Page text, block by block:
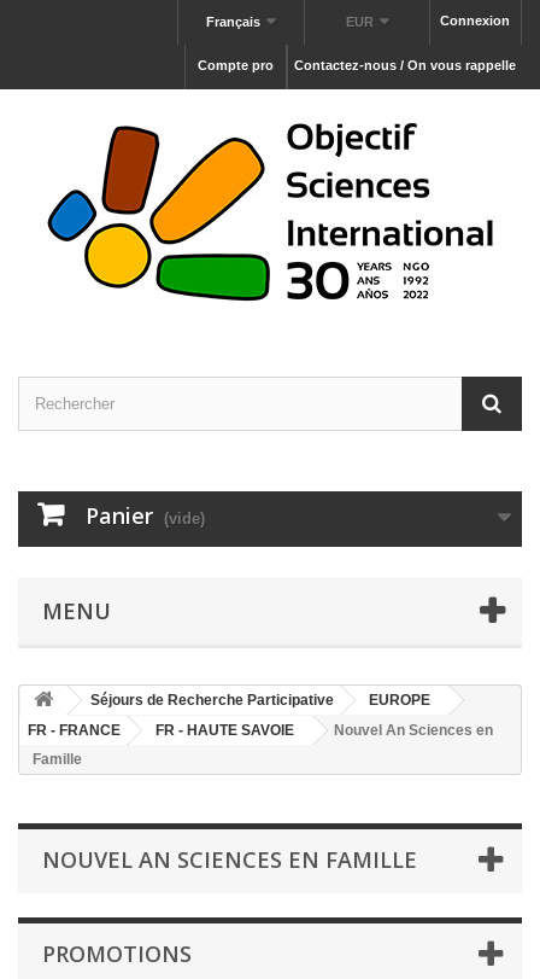
Connexion
EUR
Français
Contactez-nous / On vous rappelle
Compte pro
Panier (vide)
MENU
Séjours de Recherche Participative
EUROPE
FR - FRANCE
FR - HAUTE SAVOIE
Nouvel An Sciences en
Famille
NOUVEL AN SCIENCES EN FAMILLE
PROMOTIONS